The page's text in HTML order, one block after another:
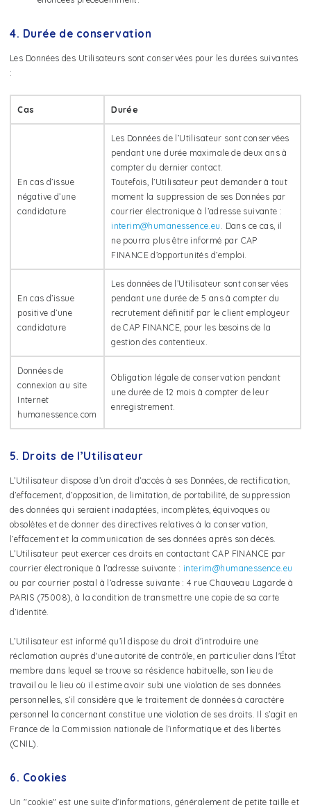
4. Durée de conservation
Les Données des Utilisateurs sont conservées pour les durées suivantes
:
Cas Durée
En cas d’issue
négative d’une
candidature
Les Données de l’Utilisateur sont conservées
pendant une durée maximale de deux ans à
compter du dernier contact.
Toutefois, l’Utilisateur peut demander à tout
moment la suppression de ses Données par
courrier électronique à l’adresse suivante :
interim@humanessence.eu
. Dans ce cas, il
ne pourra plus être informé par CAP
FINANCE d’opportunités d’emploi.
En cas d’issue
positive d’une
candidature
Les données de l’Utilisateur sont conservées
pendant une durée de 5 ans à compter du
recrutement définitif par le client employeur
de CAP FINANCE, pour les besoins de la
gestion des contentieux.
Données de
connexion au site
Internet
humanessence.com
Obligation légale de conservation pendant
une durée de 12 mois à compter de leur
enregistrement.
5. Droits de l’Utilisateur
L’Utilisateur dispose d’un droit d’accès à ses Données, de rectification,
d’effacement, d’opposition, de limitation, de portabilité, de suppression
des données qui seraient inadaptées, incomplètes, équivoques ou
obsolètes et de donner des directives relatives à la conservation,
l’effacement et la communication de ses données après son décès.
L’Utilisateur peut exercer ces droits en contactant CAP FINANCE par
courrier électronique à l’adresse suivante : interim@humanessence.eu
ou par courrier postal à l’adresse suivante : 4 rue Chauveau Lagarde à
PARIS (75008), à la condition de transmettre une copie de sa carte
d’identité.
L’Utilisateur est informé qu’il dispose du droit d'introduire une
réclamation auprès d'une autorité de contrôle, en particulier dans l'État
membre dans lequel se trouve sa résidence habituelle, son lieu de
travail ou le lieu où il estime avoir subi une violation de ses données
personnelles, s’il considère que le traitement de données à caractère
personnel la concernant constitue une violation de ses droits. Il s’agit en
France de la Commission nationale de l’informatique et des libertés
(CNIL).
6. Cookies
Un "cookie" est une suite d'informations, généralement de petite taille et